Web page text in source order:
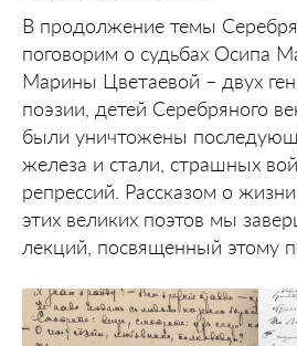
В продолжение темы
поговорим о судьбах Осипа
Марины Цветаевой – двух
поэзии, детей Серебряного
были уничтожены
железа и стали, страшных
репрессий. Рассказом о
этих великих поэтов мы
лекций, посвященный этому